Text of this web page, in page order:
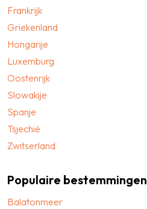
Frankrijk
Griekenland
Hongarije
Luxemburg
Oostenrijk
Slowakije
Spanje
Tsjechië
Zwitserland
Populaire bestemmingen
Balatonmeer